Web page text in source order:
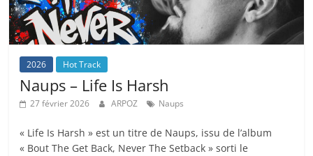
2026 Hot Track
Naups – Life Is Harsh
27 février 2026 ARPOZ Naups
« Life Is Harsh » est un titre de Naups, issu de l’album
« Bout The Get Back, Never The Setback » sorti le